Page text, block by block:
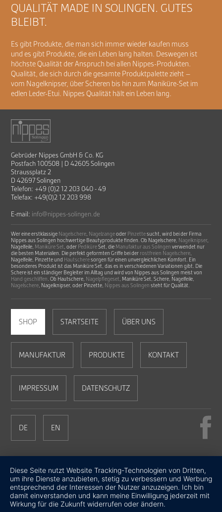
QUALITÄT MADE IN SOLINGEN. GUTES
BLEIBT.
Es gibt Produkte, die man sich immer wieder kaufen muss
und es gibt Produkte, die ein Leben lang halten. Deswegen ist
höchste Qualität der Anspruch bei allen Nippes-Produkten.
Qualität, die sich durch die gesamte Produktpalette zieht –
vom Nagelknipser, über Scheren bis hin zum Maniküre-Set im
edlen Leder-Etui. Nippes Qualität hält ein Leben lang.
Gebrüder Nippes GmbH & Co. KG
Postfach 100508 | D 42605 Solingen
Straussplatz 2
D 42697 Solingen
Telefon: +49 (0)2 12 203 040 - 49
Telefax: +49(0)2 12 203 998
E-mail: info@nippes-solingen.de
Wer eine erstklassige Nagelschere, Nagelzangeoder Pinzettesucht, wird bei der Firma
Nippes aus Solingen hochwertige Beautyprodukte finden. Ob Nagelschere, Nagelknipser,
Nagelfeile, Maniküre Set, oder PediküreSet, die Manufaktur aus Solingen verwendet nur
die besten Materialien. Die perfekt geformten Griffe bei der rostfreien Nagelschere,
Nagelfeile, Pinzette und Hautscheresorgen für einen unvergleichlichen Komfort. Ein
besonderes Produkt ist das Maniküre Set, das es in verschiedenen Variationen gibt. Die
Schere ist ein ständiger Begleiter im Alltag und wird von Nippes aus Solingen meist von
Hand geschliffen. Ob Hautschere, Nagelpflegeset, Maniküre Set, Schere, Nagelfeile,
Nagelschere, Nagelknipser, oder Pinzette, Nippes aus Solingen steht für Qualität.
SHOP STARTSEITE ÜBER UNS
MANUFAKTUR PRODUKTE KONTAKT
IMPRESSUM DATENSCHUTZ
DE EN
Diese Seite nutzt Website Tracking-Technologien von Dritten,
um ihre Dienste anzubieten, stetig zu verbessern und Werbung
entsprechend der Interessen der Nutzer anzuzeigen. Ich bin
damit einverstanden und kann meine Einwilligung jederzeit mit
Wirkung für die Zukunft widerrufen oder ändern.